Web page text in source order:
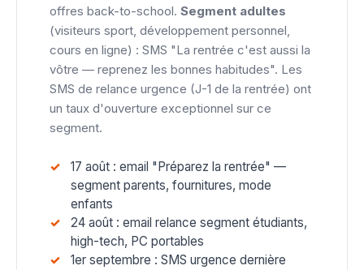
offres back-to-school. Segment adultes
(visiteurs sport, développement personnel,
cours en ligne) : SMS "La rentrée c'est aussi la
vôtre — reprenez les bonnes habitudes". Les
SMS de relance urgence (J-1 de la rentrée) ont
un taux d'ouverture exceptionnel sur ce
segment.
17 août : email "Préparez la rentrée" —
segment parents, fournitures, mode
enfants
24 août : email relance segment étudiants,
high-tech, PC portables
1er septembre : SMS urgence dernière